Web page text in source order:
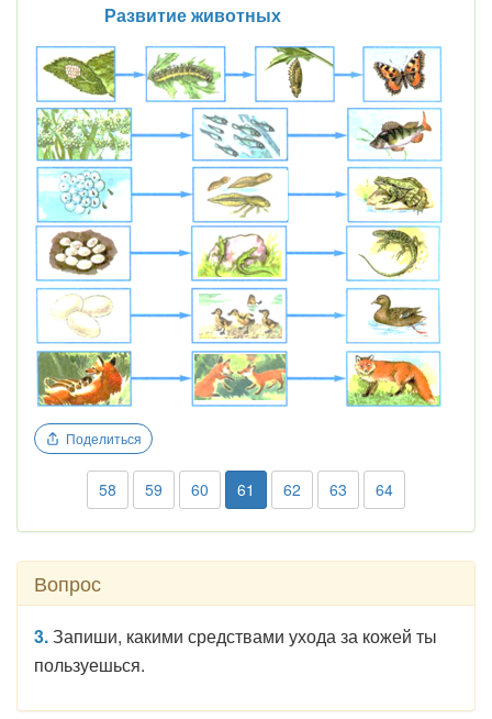
Развитие животных
Поделиться
58 59 60 61 62 63 64
Вопрос
3.Запиши, какими средствами ухода за кожей ты
пользуешься.